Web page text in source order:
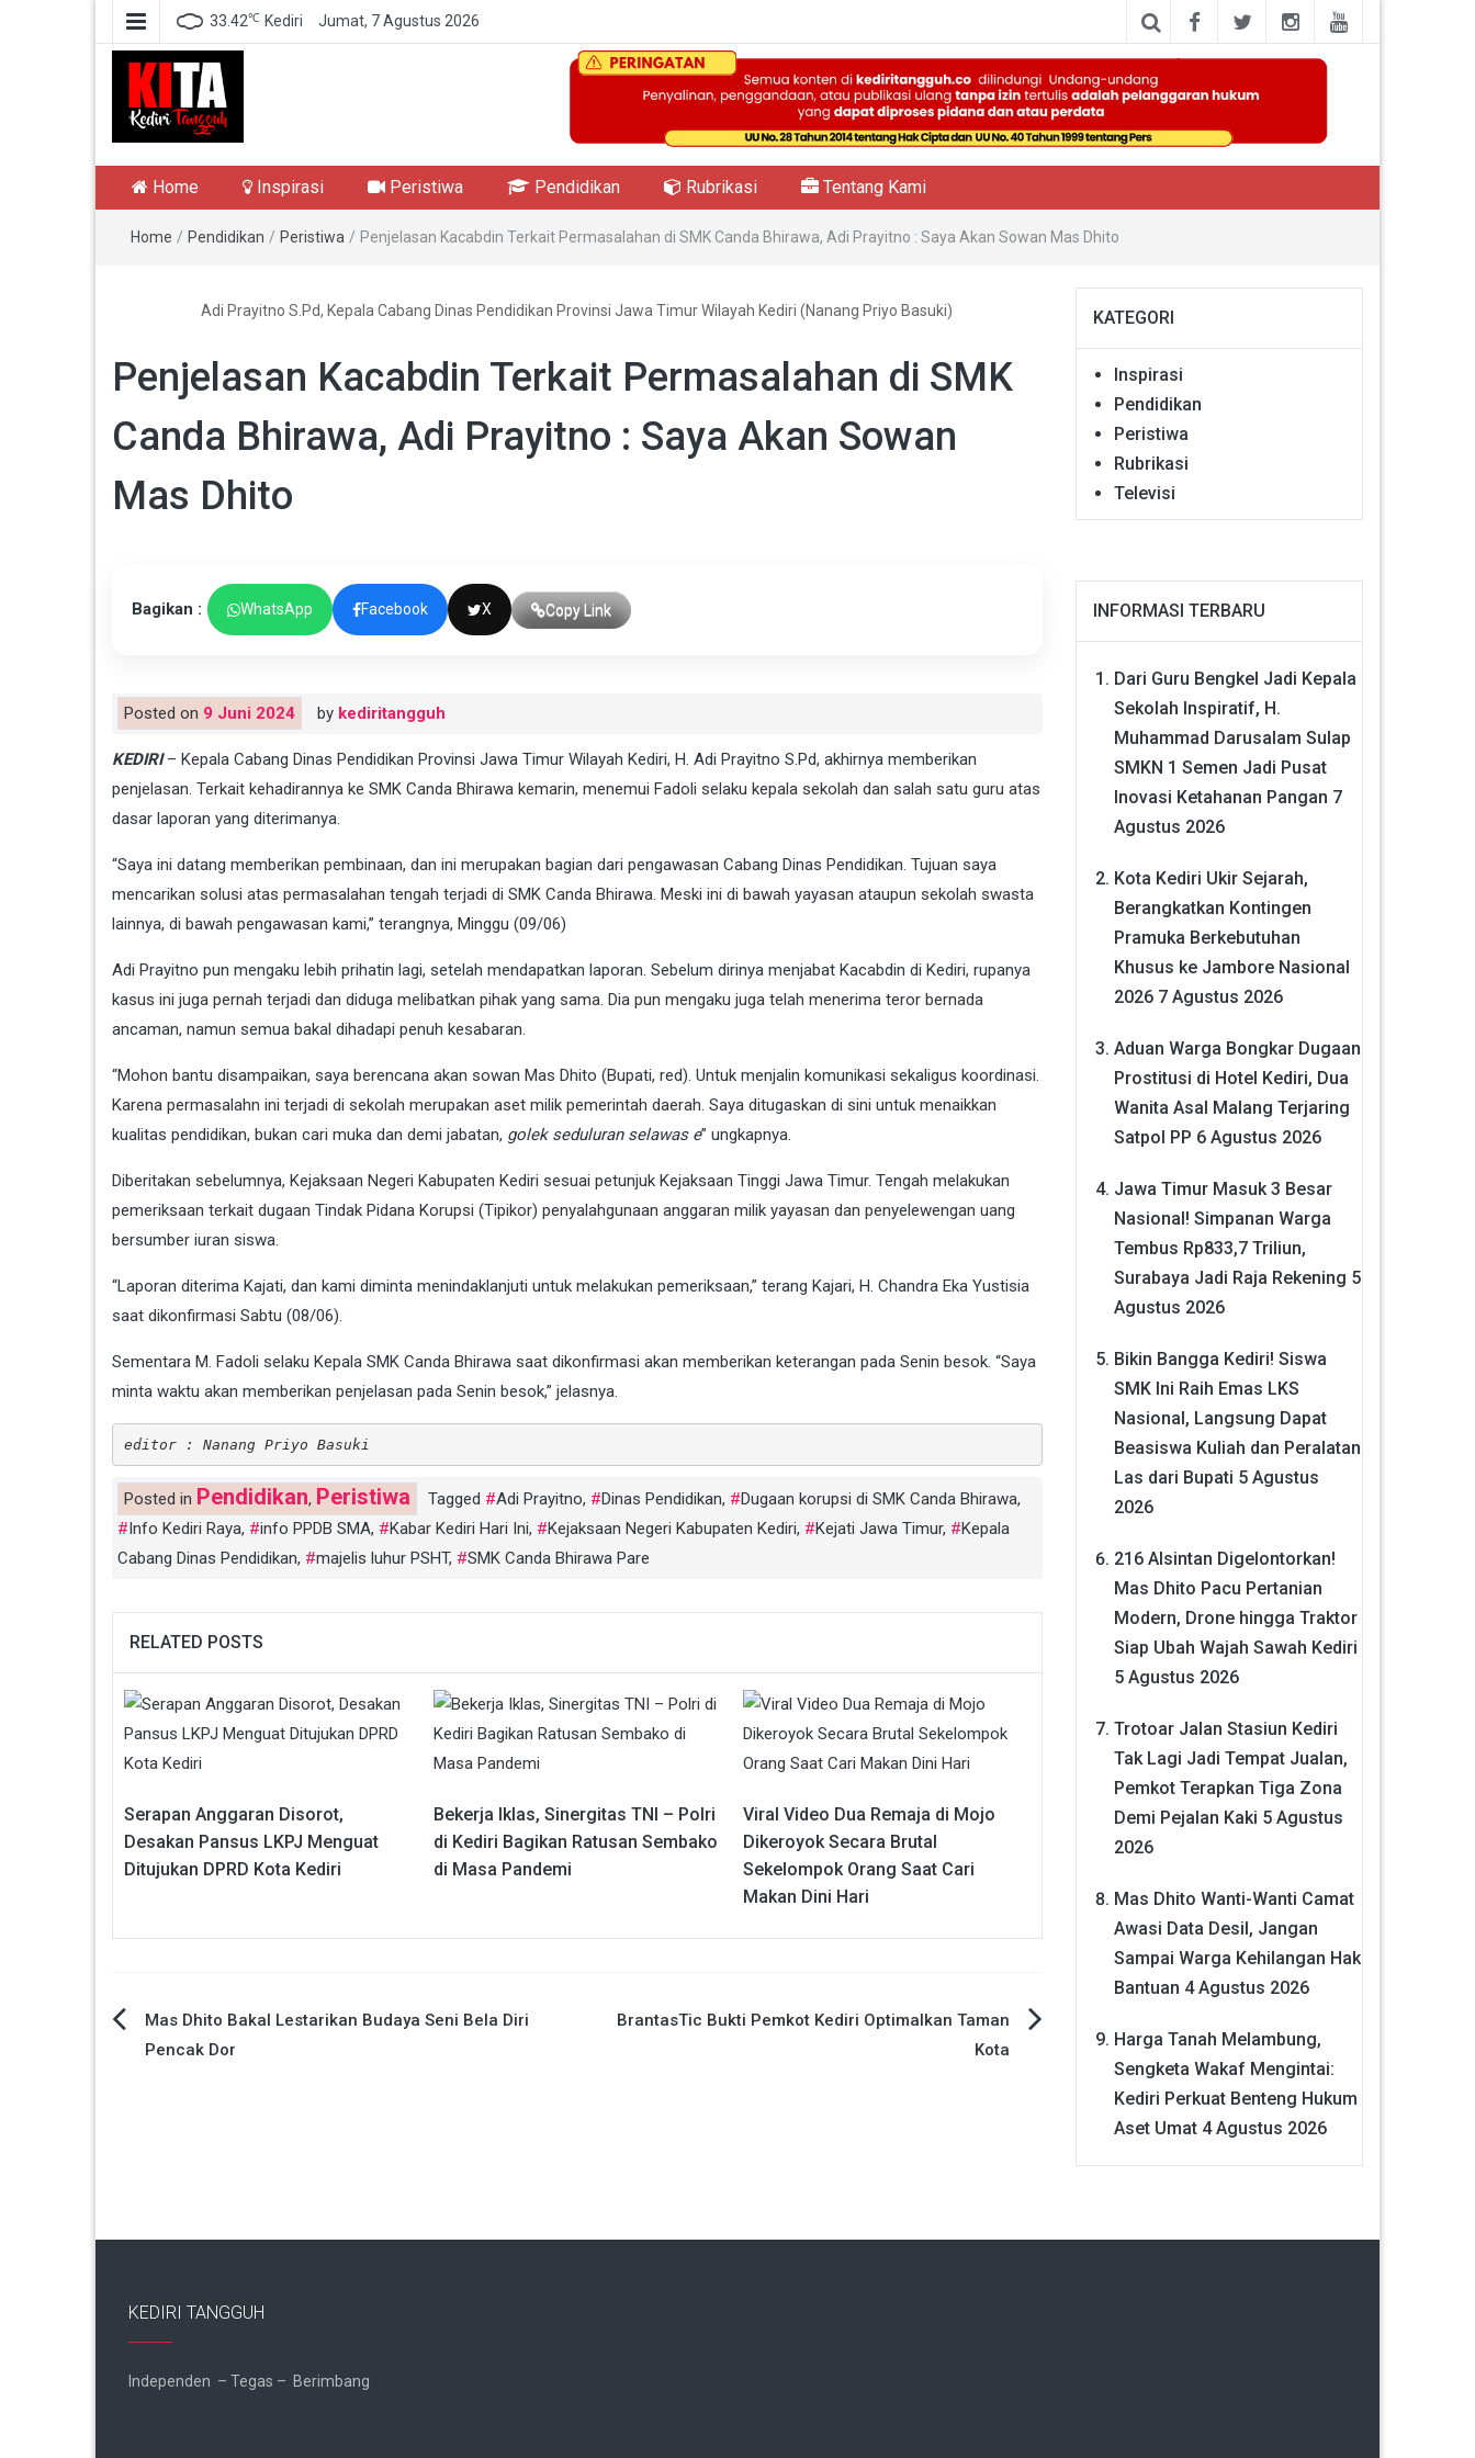
33.42℃ Kediri Jumat, 7 Agustus 2026
Kediri Tangguh
Home Inspirasi Peristiwa Pendidikan Rubrikasi Tentang Kami
Home / Pendidikan / Peristiwa / Penjelasan Kacabdin Terkait Permasalahan di SMK Canda Bhirawa, Adi Prayitno : Saya Akan Sowan Mas Dhito
Adi Prayitno S.Pd, Kepala Cabang Dinas Pendidikan Provinsi Jawa Timur Wilayah Kediri (Nanang Priyo Basuki)
Penjelasan Kacabdin Terkait Permasalahan di SMK
Canda Bhirawa, Adi Prayitno : Saya Akan Sowan
Mas Dhito
Bagikan : WhatsApp Facebook X Copy Link
Posted on 9 Juni 2024 by kediritangguh
KEDIRI– Kepala Cabang Dinas Pendidikan Provinsi Jawa Timur Wilayah Kediri, H. Adi Prayitno S.Pd, akhirnya memberikan
penjelasan. Terkait kehadirannya ke SMK Canda Bhirawa kemarin, menemui Fadoli selaku kepala sekolah dan salah satu guru atas
dasar laporan yang diterimanya.
“Saya ini datang memberikan pembinaan, dan ini merupakan bagian dari pengawasan Cabang Dinas Pendidikan. Tujuan saya
mencarikan solusi atas permasalahan tengah terjadi di SMK Canda Bhirawa. Meski ini di bawah yayasan ataupun sekolah swasta
lainnya, di bawah pengawasan kami,” terangnya, Minggu (09/06)
Adi Prayitno pun mengaku lebih prihatin lagi, setelah mendapatkan laporan. Sebelum dirinya menjabat Kacabdin di Kediri, rupanya
kasus ini juga pernah terjadi dan diduga melibatkan pihak yang sama. Dia pun mengaku juga telah menerima teror bernada
ancaman, namun semua bakal dihadapi penuh kesabaran.
“Mohon bantu disampaikan, saya berencana akan sowan Mas Dhito (Bupati, red). Untuk menjalin komunikasi sekaligus koordinasi.
Karena permasalahn ini terjadi di sekolah merupakan aset milik pemerintah daerah. Saya ditugaskan di sini untuk menaikkan
kualitas pendidikan, bukan cari muka dan demi jabatan, golek seduluran selawas e” ungkapnya.
Diberitakan sebelumnya, Kejaksaan Negeri Kabupaten Kediri sesuai petunjuk Kejaksaan Tinggi Jawa Timur. Tengah melakukan
pemeriksaan terkait dugaan Tindak Pidana Korupsi (Tipikor) penyalahgunaan anggaran milik yayasan dan penyelewengan uang
bersumber iuran siswa.
“Laporan diterima Kajati, dan kami diminta menindaklanjuti untuk melakukan pemeriksaan,” terang Kajari, H. Chandra Eka Yustisia
saat dikonfirmasi Sabtu (08/06).
Sementara M. Fadoli selaku Kepala SMK Canda Bhirawa saat dikonfirmasi akan memberikan keterangan pada Senin besok. “Saya
minta waktu akan memberikan penjelasan pada Senin besok,” jelasnya.
editor : Nanang Priyo Basuki
Posted in Pendidikan, Peristiwa Tagged Adi Prayitno, Dinas Pendidikan, Dugaan korupsi di SMK Canda Bhirawa,
Info Kediri Raya, info PPDB SMA, Kabar Kediri Hari Ini, Kejaksaan Negeri Kabupaten Kediri, Kejati Jawa Timur,
Kepala
Cabang Dinas Pendidikan, majelis luhur PSHT, SMK Canda Bhirawa Pare
RELATED POSTS
Serapan Anggaran Disorot,
Desakan Pansus LKPJ Menguat
Ditujukan DPRD Kota Kediri
Bekerja Iklas, Sinergitas TNI – Polri
di Kediri Bagikan Ratusan Sembako
di Masa Pandemi
Viral Video Dua Remaja di Mojo
Dikeroyok Secara Brutal
Sekelompok Orang Saat Cari
Makan Dini Hari
Navigasi
Mas Dhito Bakal Lestarikan Budaya Seni Bela Diri
Pencak Dor
BrantasTic Bukti Pemkot Kediri Optimalkan Taman
Kota
KATEGORI
Inspirasi
Pendidikan
Peristiwa
Rubrikasi
Televisi
INFORMASI TERBARU
Dari Guru Bengkel Jadi Kepala
Sekolah Inspiratif, H.
Muhammad Darusalam Sulap
SMKN 1 Semen Jadi Pusat
Inovasi Ketahanan Pangan 7
Agustus 2026
Kota Kediri Ukir Sejarah,
Berangkatkan Kontingen
Pramuka Berkebutuhan
Khusus ke Jambore Nasional
2026 7 Agustus 2026
Aduan Warga Bongkar Dugaan
Prostitusi di Hotel Kediri, Dua
Wanita Asal Malang Terjaring
Satpol PP 6 Agustus 2026
Jawa Timur Masuk 3 Besar
Nasional! Simpanan Warga
Tembus Rp833,7 Triliun,
Surabaya Jadi Raja Rekening 5
Agustus 2026
Bikin Bangga Kediri! Siswa
SMK Ini Raih Emas LKS
Nasional, Langsung Dapat
Beasiswa Kuliah dan Peralatan
Las dari Bupati 5 Agustus
2026
216 Alsintan Digelontorkan!
Mas Dhito Pacu Pertanian
Modern, Drone hingga Traktor
Siap Ubah Wajah Sawah Kediri
5 Agustus 2026
Trotoar Jalan Stasiun Kediri
Tak Lagi Jadi Tempat Jualan,
Pemkot Terapkan Tiga Zona
Demi Pejalan Kaki 5 Agustus
2026
Mas Dhito Wanti-Wanti Camat
Awasi Data Desil, Jangan
Sampai Warga Kehilangan Hak
Bantuan 4 Agustus 2026
Harga Tanah Melambung,
Sengketa Wakaf Mengintai:
Kediri Perkuat Benteng Hukum
Aset Umat 4 Agustus 2026
KEDIRI TANGGUH
Independen – Tegas – Berimbang